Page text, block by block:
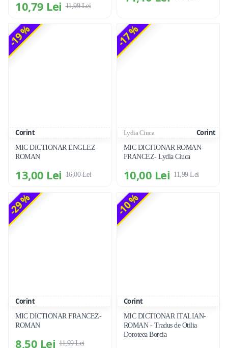
10,79 Lei 11,99 Lei
-19 %
Corint
MIC DICTIONAR ENGLEZ-
ROMAN
13,00 Lei 16,00 Lei
-17 %
Lydia Ciuca Corint
MIC DICTIONAR ROMAN-
FRANCEZ- Lydia Ciuca
10,00 Lei 11,99 Lei
-29 %
Corint
MIC DICTIONAR FRANCEZ-
ROMAN
8,50 Lei 11,99 Lei
-10 %
Corint
MIC DICTIONAR ITALIAN-
ROMAN - Tradus de Otilia
Doroteea Borcia